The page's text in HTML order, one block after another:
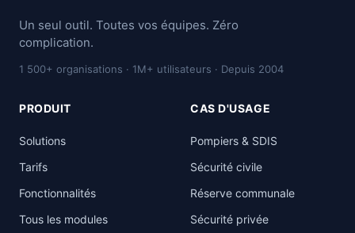
Un seul outil. Toutes vos équipes. Zéro
complication.
1 500+ organisations · 1M+ utilisateurs · Depuis 2004
PRODUIT
Solutions
Tarifs
Fonctionnalités
Tous les modules
CAS D'USAGE
Pompiers & SDIS
Sécurité civile
Réserve communale
Sécurité privée